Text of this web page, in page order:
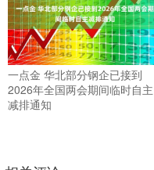
一点金 华北部分钢企已接到
2026年全国两会期间临时自主
减排通知